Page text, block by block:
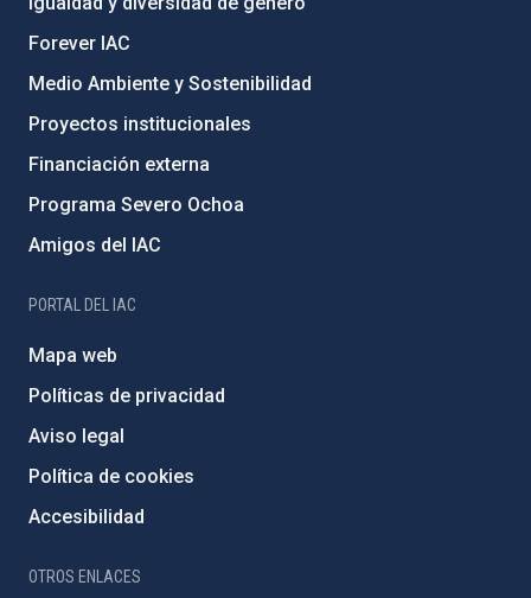
Forever IAC
Medio Ambiente y Sostenibilidad
Proyectos institucionales
Financiación externa
Programa Severo Ochoa
Amigos del IAC
PORTAL DEL IAC
Mapa web
Políticas de privacidad
Aviso legal
Política de cookies
Accesibilidad
OTROS ENLACES